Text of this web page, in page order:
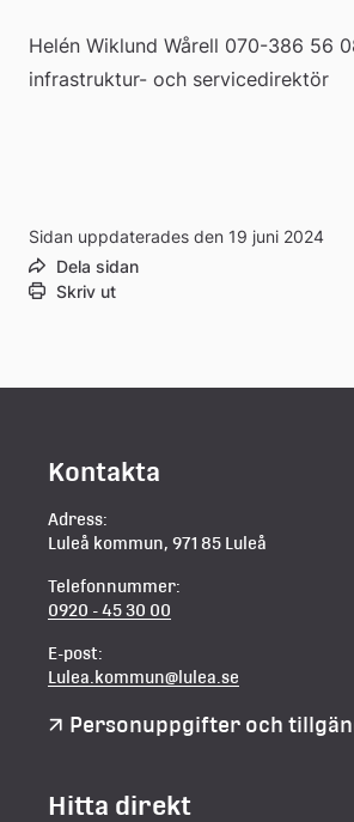
Helén Wiklund Wårell 070-386 56
infrastruktur- och servicedirektör
Sidan uppdaterades den 19 juni 2024
Dela sidan
Skriv ut
Kontakta
Adress:
Luleå kommun, 971 85 Luleå
Telefonnummer:
0920 - 45 30 00
E-post:
Lulea.kommun@lulea.se
Personuppgifter och
Hitta direkt